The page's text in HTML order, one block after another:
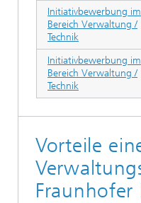
Initiativbewerbung im
Bereich Verwaltung /
Technik
Initiativbewerbung im
Bereich Verwaltung /
Technik
Vorteile
Fraunhofer